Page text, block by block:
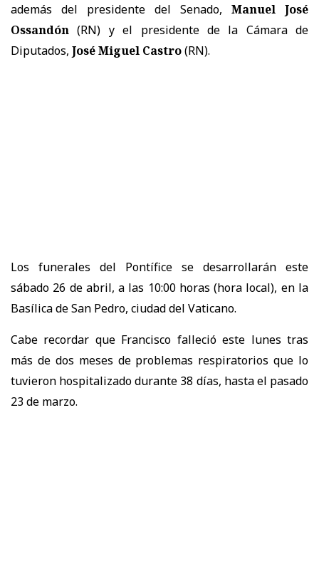
además del presidente del Senado, Manuel José
Ossandón (RN) y el presidente de la Cámara de
Diputados, José Miguel Castro(RN).
Los funerales del Pontífice se desarrollarán este
sábado 26 de abril, a las 10:00 horas (hora local), en la
Basílica de San Pedro, ciudad del Vaticano.
Cabe recordar que Francisco falleció este lunes tras
más de dos meses de problemas respiratorios que lo
tuvieron hospitalizado durante 38 días, hasta el pasado
23 de marzo.